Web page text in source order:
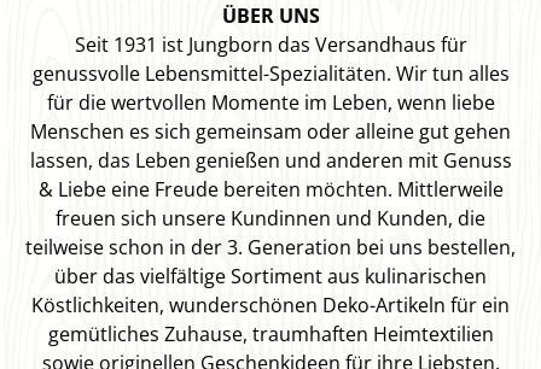
ÜBER UNS
Seit 1931 ist Jungborn das Versandhaus für
genussvolle Lebensmittel-Spezialitäten. Wir tun alles
für die wertvollen Momente im Leben, wenn liebe
Menschen es sich gemeinsam oder alleine gut gehen
lassen, das Leben genießen und anderen mit Genuss
& Liebe eine Freude bereiten möchten. Mittlerweile
freuen sich unsere Kundinnen und Kunden, die
teilweise schon in der 3. Generation bei uns bestellen,
über das vielfältige Sortiment aus kulinarischen
Köstlichkeiten, wunderschönen Deko-Artikeln für ein
gemütliches Zuhause, traumhaften Heimtextilien
sowie originellen Geschenkideen für ihre Liebsten.